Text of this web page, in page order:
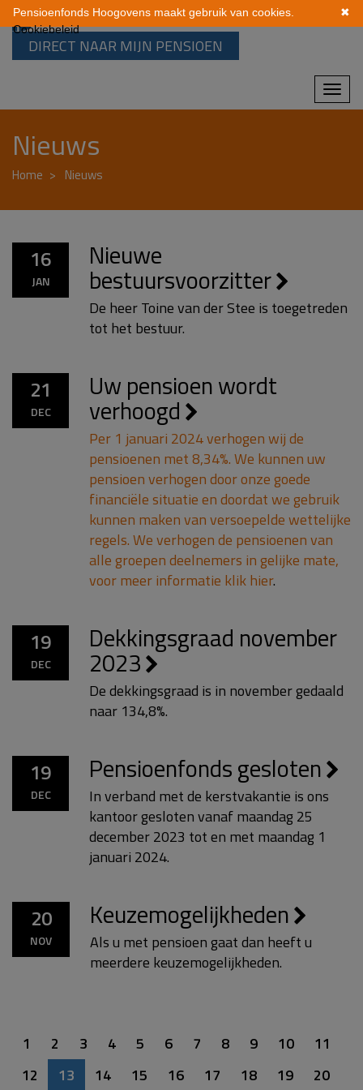
DIRECT NAAR MIJN PENSIOEN
Nieuws
Home Nieuws
16
JAN
Nieuwe
bestuursvoorzitter
De heer Toine van der Stee is toegetreden
tot het bestuur.
21
DEC
Uw pensioen wordt
verhoogd
Per 1 januari 2024 verhogen wij de
pensioenen met 8,34%. We kunnen uw
pensioen verhogen door onze goede
financiële situatie en doordat we gebruik
kunnen maken van versoepelde wettelijke
regels. We verhogen de pensioenen van
alle groepen deelnemers in gelijke mate,
voor meer informatie klikhier.
19
DEC
Dekkingsgraad november
2023
De dekkingsgraad is in november gedaald
naar 134,8%.
19
DEC
Pensioenfonds gesloten
In verband met de kerstvakantie is ons
kantoor gesloten vanaf maandag 25
december 2023 tot en met maandag 1
januari 2024.
20
NOV
Keuzemogelijkheden
Als u met pensioen gaat dan heeft u
meerdere keuzemogelijkheden.
1 2 3 4 5 6 7 8 9 10
11
12
13 14 15 16 17 18 19 20
✖
Pensioenfonds Hoogovens maakt gebruik van cookies.
Cookiebeleid